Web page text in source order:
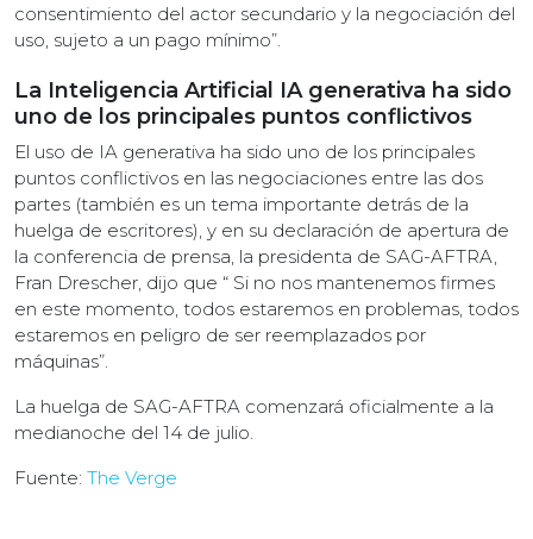
consentimiento del actor secundario y la negociación del
uso, sujeto a un pago mínimo”.
La Inteligencia Artificial IA generativa ha sido
uno de los principales puntos conflictivos
El uso de IA generativa ha sido uno de los principales
puntos conflictivos en las negociaciones entre las dos
partes (también es un tema importante detrás de la
huelga de escritores), y en su declaración de apertura de
la conferencia de prensa, la presidenta de SAG-AFTRA,
Fran Drescher, dijo que “ Si no nos mantenemos firmes
en este momento, todos estaremos en problemas, todos
estaremos en peligro de ser reemplazados por
máquinas”.
La huelga de SAG-AFTRA comenzará oficialmente a la
medianoche del 14 de julio.
Fuente: The Verge